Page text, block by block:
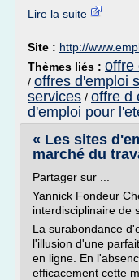
Lire la suite
Site : http://
Thèmes liés : offre
/ offres d'emploi
services / offre d
d'emploi pour
« Les sites
marché du
Partager sur ...
Yannick Fondeur
interdisciplinaire de
La surabondance
l'illusion d'une
en ligne. En
efficacement cette